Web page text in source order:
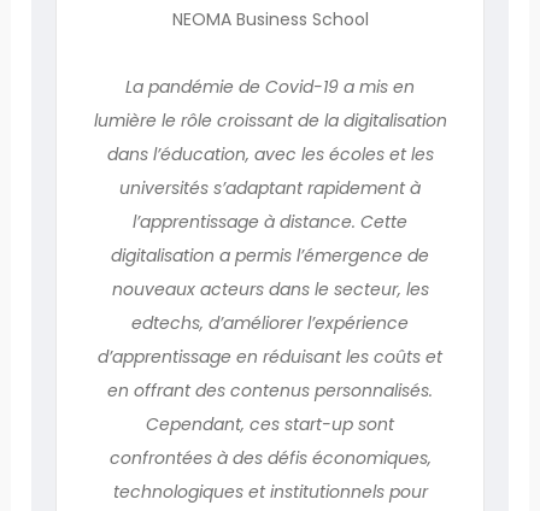
NEOMA Business School
La pandémie de Covid-19 a mis en
lumière le rôle croissant de la digitalisation
dans l’éducation, avec les écoles et les
universités s’adaptant rapidement à
l’apprentissage à distance. Cette
digitalisation a permis l’émergence de
nouveaux acteurs dans le secteur, les
edtechs, d’améliorer l’expérience
d’apprentissage en réduisant les coûts et
en offrant des contenus personnalisés.
Cependant, ces start-up sont
confrontées à des défis économiques,
technologiques et institutionnels pour